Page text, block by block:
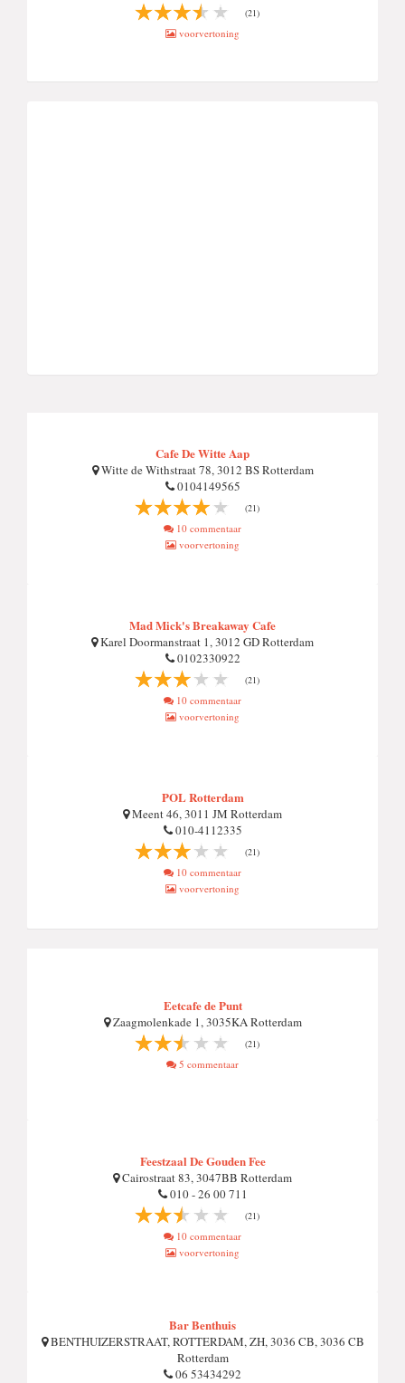
(21)
voorvertoning
Cafe De Witte Aap
Witte de Withstraat 78, 3012 BS Rotterdam
0104149565
(21)
10 commentaar
voorvertoning
Mad Mick's Breakaway Cafe
Karel Doormanstraat 1, 3012 GD Rotterdam
0102330922
(21)
10 commentaar
voorvertoning
POL Rotterdam
Meent 46, 3011 JM Rotterdam
010-4112335
(21)
10 commentaar
voorvertoning
Eetcafe de Punt
Zaagmolenkade 1, 3035KA Rotterdam
(21)
5 commentaar
Feestzaal De Gouden Fee
Cairostraat 83, 3047BB Rotterdam
010 - 26 00 711
(21)
10 commentaar
voorvertoning
Bar Benthuis
BENTHUIZERSTRAAT, ROTTERDAM, ZH, 3036 CB, 3036 CB
Rotterdam
06 53434292